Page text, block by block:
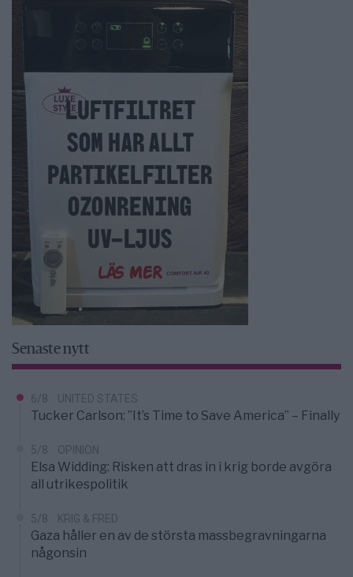
Senaste nytt
6/8 UNITED STATES
Tucker Carlson: ”It’s Time to Save America” – Finally
5/8 OPINION
Elsa Widding: Risken att dras in i krig borde avgöra
all utrikespolitik
5/8 KRIG & FRED
Gaza håller en av de största massbegravningarna
någonsin